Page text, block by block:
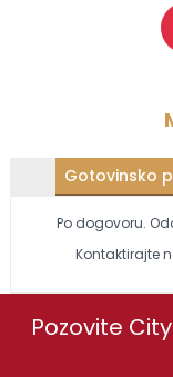
Gotovinsko
Po dogovoru.
Kontaktirajte
Pozovite